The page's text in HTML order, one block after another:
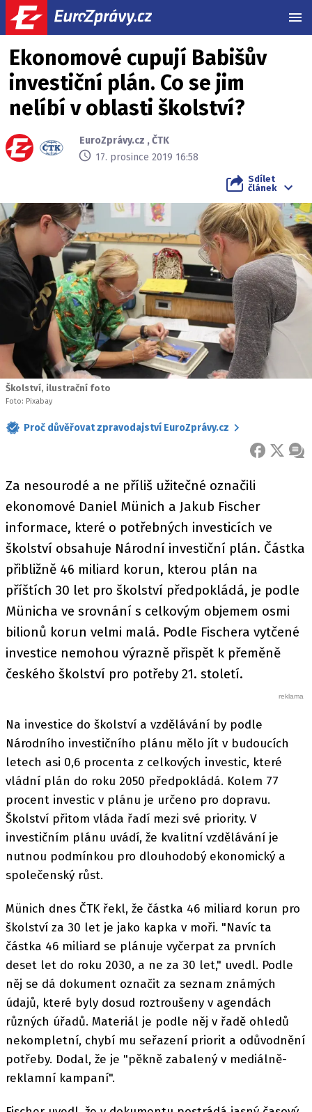
Ekonomové cupují Babišův
investiční plán. Co se jim
nelíbí v oblasti školství?
EuroZprávy.cz ,ČTK
17. prosince 2019 16:58
Sdílet
článek
Školství, ilustrační foto
Foto: Pixabay
Proč důvěřovat zpravodajství EuroZprávy.cz
FACEBOOK
X
Za nesourodé a ne příliš užitečné označili
ekonomové Daniel Münich a Jakub Fischer
informace, které o potřebných investicích ve
školství obsahuje Národní investiční plán. Částka
přibližně 46 miliard korun, kterou plán na
příštích 30 let pro školství předpokládá, je podle
Münicha ve srovnání s celkovým objemem osmi
bilionů korun velmi malá. Podle Fischera vytčené
investice nemohou výrazně přispět k přeměně
českého školství pro potřeby 21. století.
Na investice do školství a vzdělávání by podle
Národního investičního plánu mělo jít v budoucích
letech asi 0,6 procenta z celkových investic, které
vládní plán do roku 2050 předpokládá. Kolem 77
procent investic v plánu je určeno pro dopravu.
Školství přitom vláda řadí mezi své priority. V
investičním plánu uvádí, že kvalitní vzdělávání je
nutnou podmínkou pro dlouhodobý ekonomický a
společenský růst.
Münich dnes ČTK řekl, že částka 46 miliard korun pro
školství za 30 let je jako kapka v moři. "Navíc ta
částka 46 miliard se plánuje vyčerpat za prvních
deset let do roku 2030, a ne za 30 let," uvedl. Podle
něj se dá dokument označit za seznam známých
údajů, které byly dosud roztroušeny v agendách
různých úřadů. Materiál je podle něj v řadě ohledů
nekompletní, chybí mu seřazení priorit a odůvodnění
potřeby. Dodal, že je "pěkně zabalený v mediálně-
reklamní kampaní".